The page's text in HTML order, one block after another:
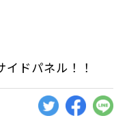
ドパネル！！